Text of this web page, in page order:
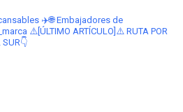
✈️🌐Embajadores de
⚠️[ÚLTIMO ARTÍCULO]⚠️ RUTA POR
SUR👇